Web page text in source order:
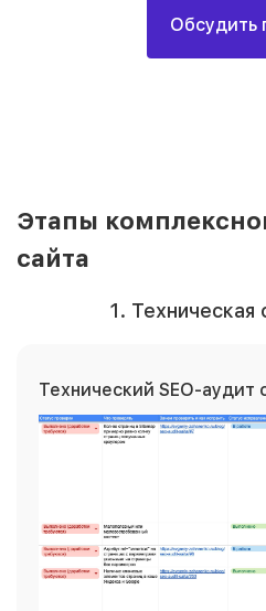
Обсудить
Этапы
сайта
1. Техническая
Технический SEO-аудит